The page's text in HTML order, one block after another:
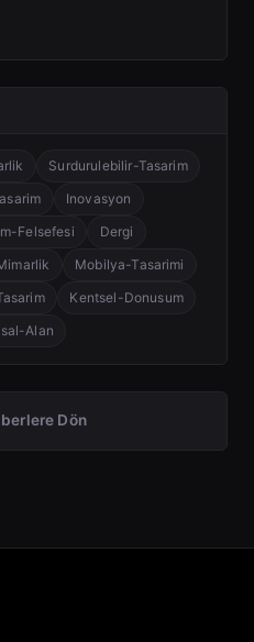
Surdurulebilir-Tasarim
Inovasyon
Felsefesi
Dergi
Mobilya-Tasarimi
Kentsel-Donusum
Alan
Dön